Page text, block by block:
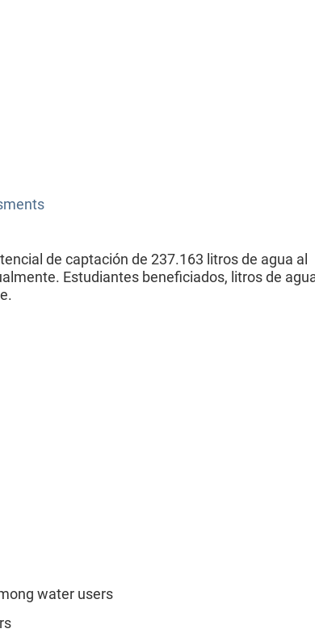
de captación de 237.163 litros de agua al
Estudiantes beneficiados, litros de
water users